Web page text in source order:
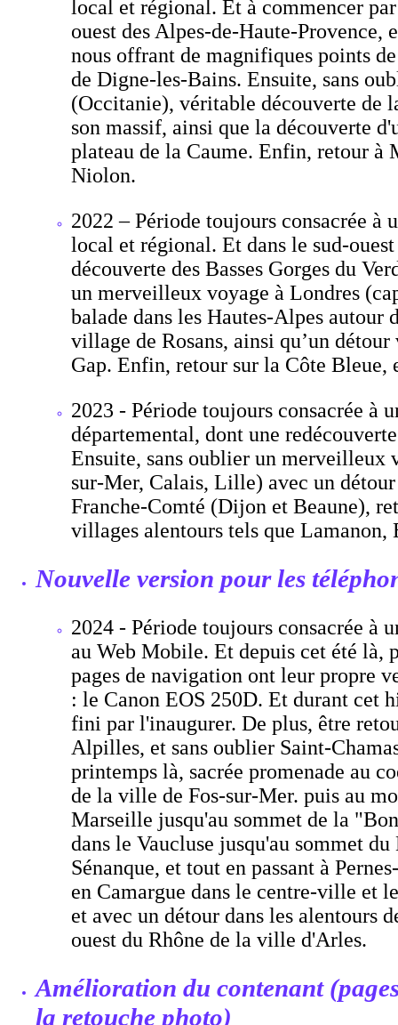
local et régional. Et à commencer
ouest des Alpes-de-Haute-
nous offrant de magnifiques points
de Digne-les-Bains. Ensuite, sans
(Occitanie), véritable découverte de
son massif, ainsi que la découverte
plateau de la Caume. Enfin, retour à
Niolon.
2022 – Période toujours consacrée à
local et régional. Et dans le sud-
découverte des Basses Gorges du
un merveilleux voyage à Londres
balade dans les Hautes-Alpes
village de Rosans, ainsi qu’un
Gap. Enfin, retour sur la Côte Bleue,
2023 - Période toujours consacrée à
départemental, dont une
Ensuite, sans oublier un merveilleux
sur-Mer, Calais, Lille) avec un
Franche-Comté (Dijon et Beaune),
villages alentours tels que
Nouvelle version pour les
2024 - Période toujours consacrée à
au Web Mobile. Et depuis cet été là,
pages de navigation ont leur propre
: le Canon EOS 250D. Et durant cet
fini par l'inaugurer. De plus, être
Alpilles, et sans oublier Saint-
printemps là, sacrée promenade au
de la ville de Fos-sur-Mer. puis au
Marseille jusqu'au sommet de la
dans le Vaucluse jusqu'au sommet
Sénanque, et tout en passant à
en Camargue dans le centre-ville et
et avec un détour dans les alentours
ouest du Rhône de la ville d'Arles.
Amélioration du contenant
la retouche photo)